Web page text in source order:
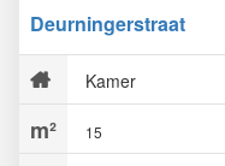
Deurningerstraat
Kamer
15